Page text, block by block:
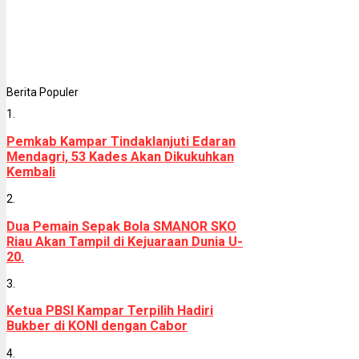
Berita Populer
1.
Pemkab Kampar Tindaklanjuti Edaran
Mendagri, 53 Kades Akan Dikukuhkan
Kembali
2.
Dua Pemain Sepak Bola SMANOR SKO
Riau Akan Tampil di Kejuaraan Dunia U-
20.
3.
Ketua PBSI Kampar Terpilih Hadiri
Bukber di KONI dengan Cabor
4.